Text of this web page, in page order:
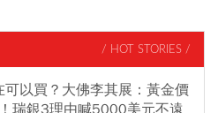
/ HOT STORIES /
以買？大佛李其展：黃金價